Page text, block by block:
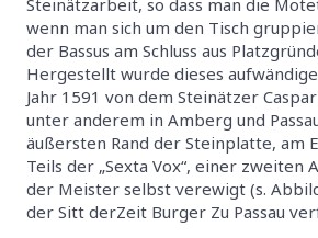
wenn man sich um den Tisch
der Bassus am Schluss aus
Hergestellt wurde dieses
Jahr 1591 von dem Steinätzer
unter anderem in Amberg und
äußersten Rand der Steinplatte, am
Teils der „Sexta Vox“, einer zweiten
der Meister selbst verewigt (s.
der Sitt derZeit Burger Zu Passau